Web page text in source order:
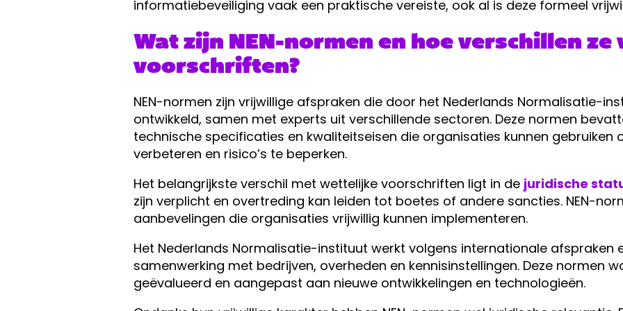
informatiebeveiliging vaak een praktische vereiste, ook al is deze formeel
Wat zijn NEN-normen en hoe verschillen
voorschriften?
NEN-normen zijn vrijwillige afspraken die door het Nederlands Normalisatie-
ontwikkeld, samen met experts uit verschillende sectoren. Deze normen
technische specificaties en kwaliteitseisen die organisaties kunnen gebruiken
verbeteren en risico’s te beperken.
Het belangrijkste verschil met wettelijke voorschriften ligt in de juridische
zijn verplicht en overtreding kan leiden tot boetes of andere sancties. NEN-
aanbevelingen die organisaties vrijwillig kunnen implementeren.
Het Nederlands Normalisatie-instituut werkt volgens internationale afspraken
samenwerking met bedrijven, overheden en kennisinstellingen. Deze normen
geëvalueerd en aangepast aan nieuwe ontwikkelingen en technologieën.